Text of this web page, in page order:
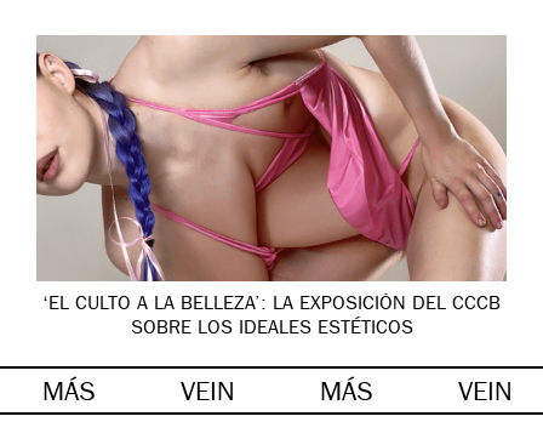
‘EL CULTO A LA BELLEZA’: LA EXPOSICIÓN DEL CCCB
SOBRE LOS IDEALES ESTÉTICOS
MÁS VEIN MÁS VEIN